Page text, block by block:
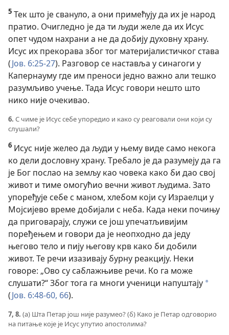
5 Тек што је свануло, а они примећују да их је народ
пратио. Очигледно је да ти људи желе да их Исус
опет чудом нахрани а не да добију духовну храну.
Исус их прекорава због тог материјалистичког става
(Јов. 6:25-27). Разговор се наставља у синагоги у
Капернауму где им преноси једно важно али тешко
разумљиво учење. Тада Исус говори нешто што
нико није очекивао.
6. С чиме је Исус себе упоредио и како су реаговали они који су
слушали?
6 Исус није желео да људи у њему виде само некога
ко дели дословну храну. Требало је да разумеју да га
је Бог послао на земљу као човека како би дао свој
живот и тиме омогућио вечни живот људима. Зато
упоређује себе с маном, хлебом који су Израелци у
Мојсијево време добијали с неба. Када неки почињу
да приговарају, служи се још упечатљивијим
поређењем и говори да је неопходно да једу
његово тело и пију његову крв како би добили
живот. Те речи изазивају бурну реакцију. Неки
говоре: „Ово су саблажњиве речи. Ко га може
слушати?“ Због тога га многи ученици напуштају a
(Јов. 6:48-60, 66).
7, 8. (а) Шта Петар још није разумео? (б) Како је Петар одговорио
на питање које је Исус упутио апостолима?